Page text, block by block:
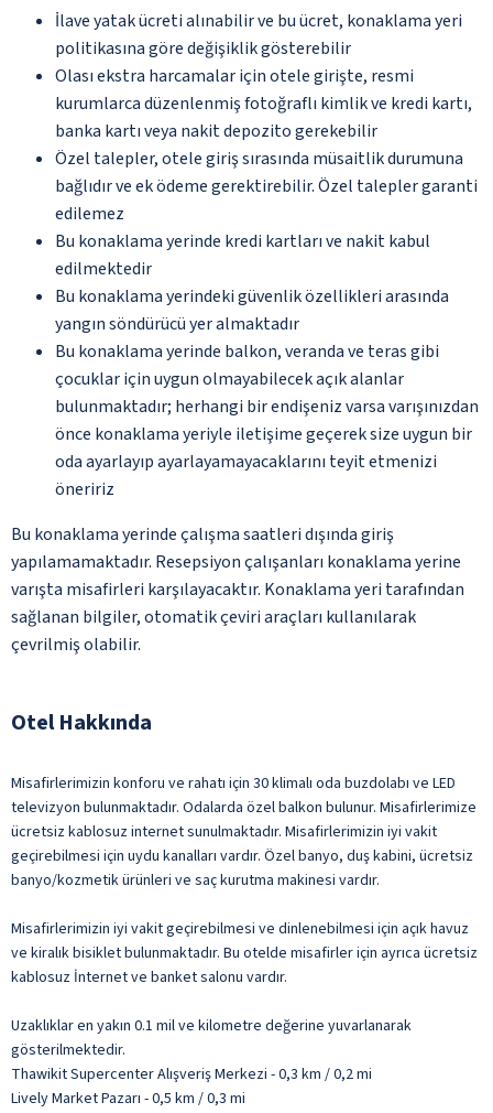
İlave yatak ücreti alınabilir ve bu ücret, konaklama yeri
politikasına göre değişiklik gösterebilir
Olası ekstra harcamalar için otele girişte, resmi
kurumlarca düzenlenmiş fotoğraflı kimlik ve kredi kartı,
banka kartı veya nakit depozito gerekebilir
Özel talepler, otele giriş sırasında müsaitlik durumuna
bağlıdır ve ek ödeme gerektirebilir. Özel talepler garanti
edilemez
Bu konaklama yerinde kredi kartları ve nakit kabul
edilmektedir
Bu konaklama yerindeki güvenlik özellikleri arasında
yangın söndürücü yer almaktadır
Bu konaklama yerinde balkon, veranda ve teras gibi
çocuklar için uygun olmayabilecek açık alanlar
bulunmaktadır; herhangi bir endişeniz varsa varışınızdan
önce konaklama yeriyle iletişime geçerek size uygun bir
oda ayarlayıp ayarlayamayacaklarını teyit etmenizi
öneririz
Bu konaklama yerinde çalışma saatleri dışında giriş
yapılamamaktadır. Resepsiyon çalışanları konaklama yerine
varışta misafirleri karşılayacaktır. Konaklama yeri tarafından
sağlanan bilgiler, otomatik çeviri araçları kullanılarak
çevrilmiş olabilir.
Otel Hakkında
Misafirlerimizin konforu ve rahatı için 30 klimalı oda buzdolabı ve LED
televizyon bulunmaktadır. Odalarda özel balkon bulunur. Misafirlerimize
ücretsiz kablosuz internet sunulmaktadır. Misafirlerimizin iyi vakit
geçirebilmesi için uydu kanalları vardır. Özel banyo, duş kabini, ücretsiz
banyo/kozmetik ürünleri ve saç kurutma makinesi vardır.
Misafirlerimizin iyi vakit geçirebilmesi ve dinlenebilmesi için açık havuz
ve kiralık bisiklet bulunmaktadır. Bu otelde misafirler için ayrıca ücretsiz
kablosuz İnternet ve banket salonu vardır.
Uzaklıklar en yakın 0.1 mil ve kilometre değerine yuvarlanarak
gösterilmektedir.
Thawikit Supercenter Alışveriş Merkezi - 0,3 km / 0,2 mi
Lively Market Pazarı - 0,5 km / 0,3 mi